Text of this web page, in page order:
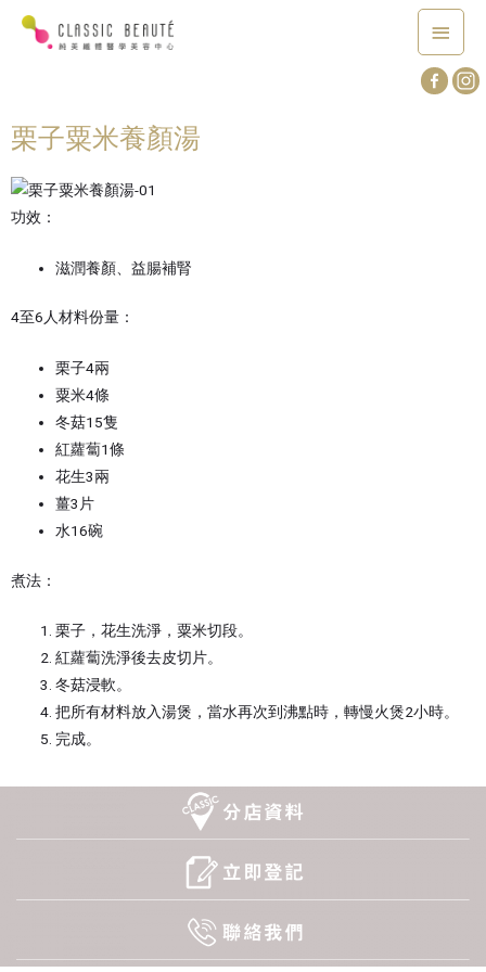
栗子粟米養顏湯
功效：
滋潤養顏、益腸補腎
4至6人材料份量：
栗子4兩
粟米4條
冬菇15隻
紅蘿蔔1條
花生3兩
薑3片
水16碗
煮法：
栗子，花生洗淨，粟米切段。
紅蘿蔔洗淨後去皮切片。
冬菇浸軟。
把所有材料放入湯煲，當水再次到沸點時，轉慢火煲2小時。
完成。